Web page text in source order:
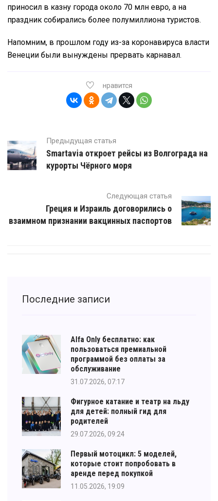
приносил в казну города около 70 млн евро, а на
праздник собирались более полумиллиона туристов.
Напомним, в прошлом году из-за коронавируса власти
Венеции были вынуждены прервать карнавал.
нравится
Предыдущая статья
Smartavia откроет рейсы из Волгограда на
курорты Чёрного моря
Следующая статья
Греция и Израиль договорились о
взаимном признании вакцинных паспортов
Последние записи
Alfa Only бесплатно: как
пользоваться премиальной
программой без оплаты за
обслуживание
31.07.2026, 07:17
Фигурное катание и театр на льду
для детей: полный гид для
родителей
29.07.2026, 09:24
Первый мотоцикл: 5 моделей,
которые стоит попробовать в
аренде перед покупкой
11.05.2026, 19:09